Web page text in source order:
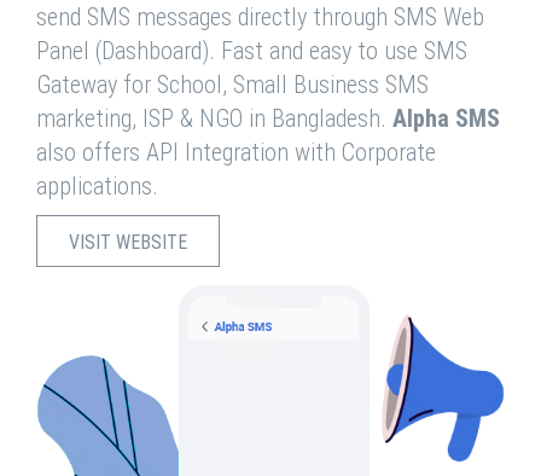
send SMS messages directly through SMS Web
Panel (Dashboard). Fast and easy to use SMS
Gateway for School, Small Business SMS
marketing, ISP & NGO in Bangladesh. Alpha SMS
also offers API Integration with Corporate
applications.
VISIT WEBSITE